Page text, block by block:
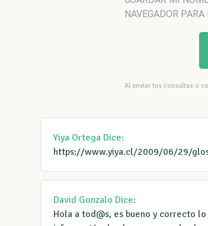
NAVEGADOR
Al enviar tus consultas o
Yiya Ortega Dice:
https://www.yiya.cl/2009/06/29/
David Gonzalo Dice:
Hola a tod@s, es bueno y correcto